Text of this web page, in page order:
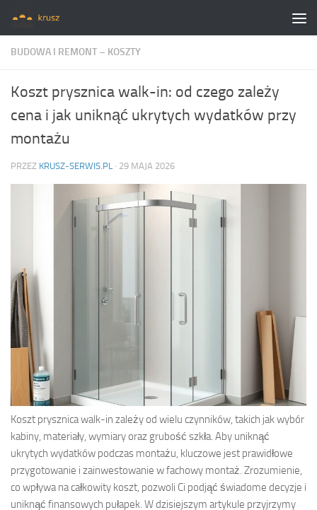
Skip to content
BUDOWA I REMONT – KOSZTY
Koszt prysznica walk-in: od czego zależy
cena i jak uniknąć ukrytych wydatków przy
montażu
PRZEZ KRUSZ-SERWIS.PL · 29 MAJA 2026
Koszt prysznica walk-in zależy od wielu czynników, takich jak wybór
kabiny, materiały, wymiary oraz grubość szkła. Aby uniknąć
ukrytych wydatków podczas montażu, kluczowe jest prawidłowe
przygotowanie i zainwestowanie w fachowy montaż. Zrozumienie,
co wpływa na całkowity koszt, pozwoli Ci podjąć świadome decyzje i
uniknąć finansowych pułapek. W dzisiejszym artykule przyjrzymy